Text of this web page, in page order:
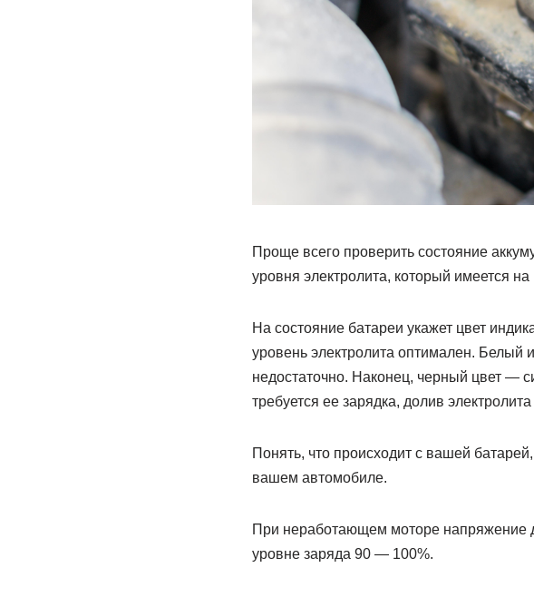
Проще всего проверить состояние
уровня электролита, который имеется
На состояние батареи укажет цвет
уровень электролита оптимален. Белый
недостаточно. Наконец, черный цвет —
требуется ее зарядка, долив
Понять, что происходит с вашей
вашем автомобиле.
При неработающем моторе напряжение
уровне заряда 90 — 100%.